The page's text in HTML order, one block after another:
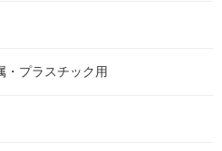
・プラスチック用